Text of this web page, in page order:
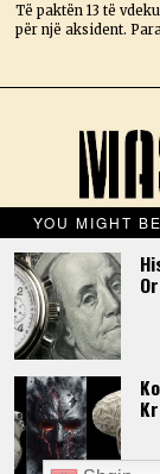
Të paktën 13 të
për një aksident.
YOU MIGHT
NATURAL
ALBANIA (SHQIPËRI)